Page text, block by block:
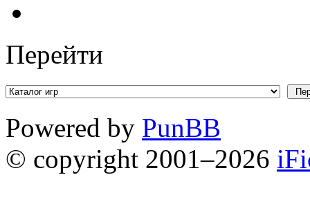
Перейти
Powered by PunBB
© copyright 2001–2026